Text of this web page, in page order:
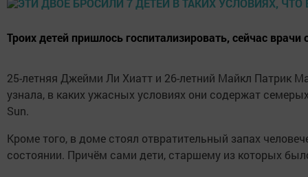
Троих детей пришлось госпитализировать, сейчас
25-летняя Джейми Ли Хиатт и 26-летний Майкл Патрик
узнала, в каких ужасных условиях они содержат
Sun.
Кроме того, в доме стоял отвратительный запах
состоянии. Причём сами дети, старшему из которых